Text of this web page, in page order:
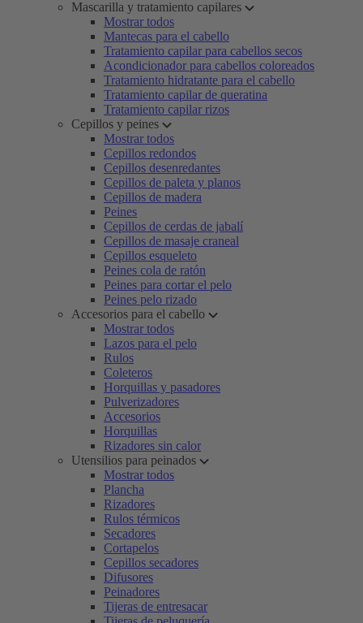
Mascarilla y tratamiento capilares
Mostrar todos
Mantecas para el cabello
Tratamiento capilar para cabellos secos
Acondicionador para cabellos coloreados
Tratamiento hidratante para el cabello
Tratamiento capilar de queratina
Tratamiento capilar rizos
Cepillos y peines
Mostrar todos
Cepillos redondos
Cepillos desenredantes
Cepillos de paleta y planos
Cepillos de madera
Peines
Cepillos de cerdas de jabalí
Cepillos de masaje craneal
Cepillos esqueleto
Peines cola de ratón
Peines para cortar el pelo
Peines pelo rizado
Accesorios para el cabello
Mostrar todos
Lazos para el pelo
Rulos
Coleteros
Horquillas y pasadores
Pulverizadores
Accesorios
Horquillas
Rizadores sin calor
Utensilios para peinados
Mostrar todos
Plancha
Rizadores
Rulos térmicos
Secadores
Cortapelos
Cepillos secadores
Difusores
Peinadores
Tijeras de entresacar